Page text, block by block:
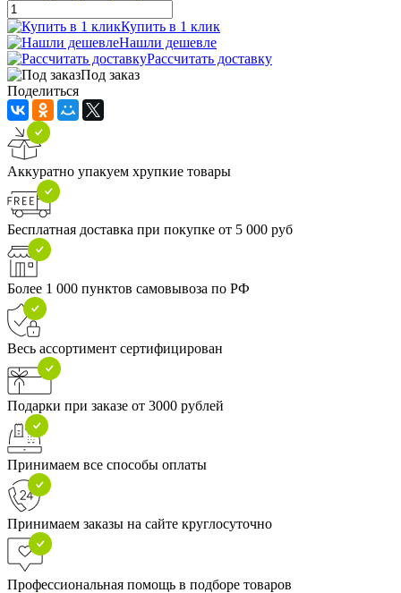
Купить в 1 клик
Нашли дешевле
Рассчитать доставку
Под заказ
Поделиться
Аккуратно упакуем хрупкие товары
Бесплатная доставка при покупке от 5 000 руб
Более 1 000 пунктов самовывоза по РФ
Весь ассортимент сертифицирован
Подарки при заказе от 3000 рублей
Принимаем все способы оплаты
Принимаем заказы на сайте круглосуточно
Профессиональная помощь в подборе товаров